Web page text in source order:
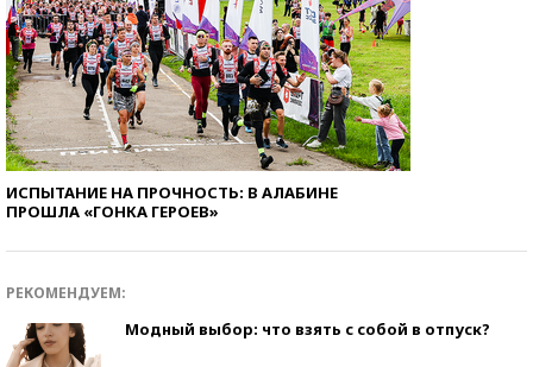
ИСПЫТАНИЕ НА ПРОЧНОСТЬ: В АЛАБИНЕ
ПРОШЛА «ГОНКА ГЕРОЕВ»
РЕКОМЕНДУЕМ:
Модный выбор: что взять с собой в отпуск?